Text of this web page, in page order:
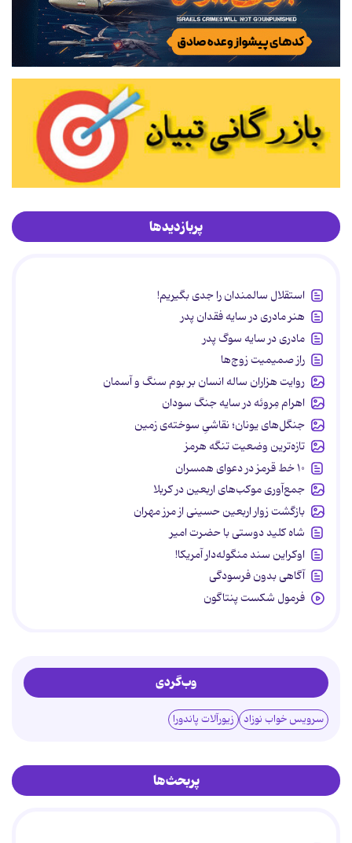
پربازدیدها
استقلال سالمندان را جدی بگیریم!
هنر مادری در سایه‌ فقدان پدر
مادری در سایه سوگ پدر
راز صمیمیت زوج‌ها
روایت هزاران ساله انسان بر بوم سنگ و آسمان
اهرام مِروئه در سایه جنگ سودان
جنگل‌های یونان؛ نقاشیِ سوخته‌ی زمین
تازه‌ترین وضعیت تنگه هرمز
۱۰ خط قرمز در دعوای همسران
جمع‌آوری موکب‌های اربعین در کربلا
بازگشت زوار اربعین حسینی از مرز مهران
شاه کلید دوستی با حضرت امیر
اوکراین سند منگوله‌دار آمریکا!
آگاهی بدون فرسودگی
فرمول شکست پنتاگون
وب‌گردی
سرویس خواب نوزاد زیورآلات پاندورا
پربحث‌ها